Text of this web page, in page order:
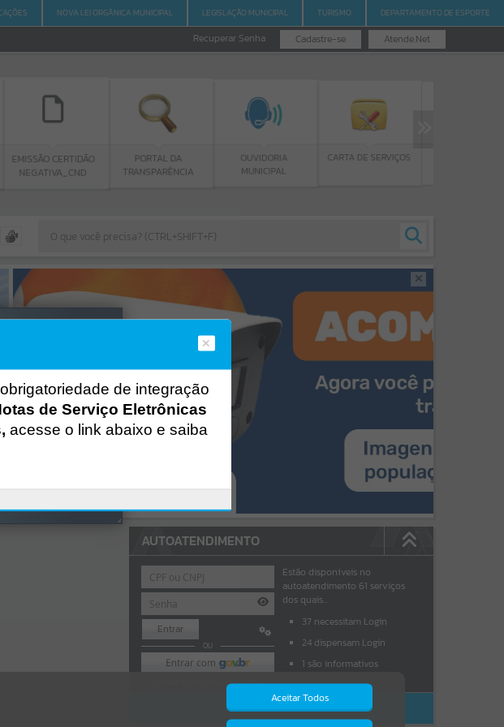
NOVA LEI ORGÂNICA MUNICIPAL LEGISLAÇÃO MUNICIPAL TURISMO DEPARTAMENTO DE ESPORTE
Atende.Net
Cadastre-se
Recuperar Senha
PORTAL DA
TRANSPARÊNCIA
OUVIDORIA
MUNICIPAL
CARTA DE SERVIÇOS
PROGRAMA BOLSA
AUTOATENDIMENTO
Entrar
OU
Recuperar Senha
Estão disponíveis no
autoatendimento 61 serviços
dos quais...
37 necessitam Login
24 dispensam Login
1 são informativos
ACESSAR SEM LOGIN
Aceitar Todos
de integração
de Serviço Eletrônicas
acesse o link abaixo e saiba
DA MENSAGEM:EST-000040
cidadao/p
150-
wpo_index_2_base_l2